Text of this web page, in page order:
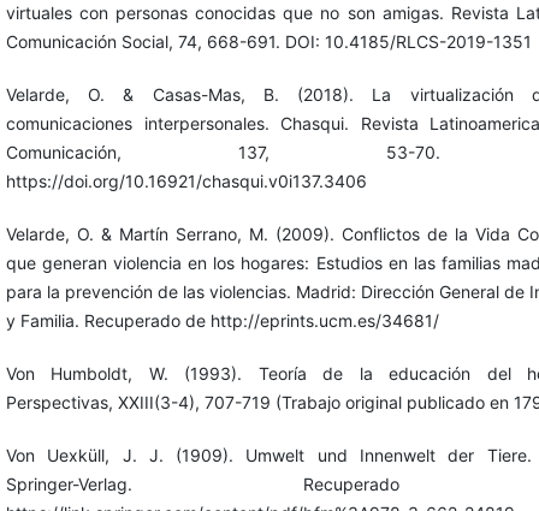
virtuales con personas conocidas que no son amigas. Revista
Comunicación Social, 74, 668-691. DOI: 10.4185/RLCS-2019-1351
Velarde, O. & Casas-Mas, B. (2018). La virtualización
comunicaciones interpersonales. Chasqui. Revista
Comunicación, 137, 53-70.
https://doi.org/10.16921/chasqui.v0i137.3406
Velarde, O. & Martín Serrano, M. (2009). Conflictos de la Vida
que generan violencia en los hogares: Estudios en las familias
para la prevención de las violencias. Madrid: Dirección General de
y Familia. Recuperado de http://eprints.ucm.es/34681/
Von Humboldt, W. (1993). Teoría de la educación del
Perspectivas, XXIII(3-4), 707-719 (Trabajo original publicado en
Von Uexküll, J. J. (1909). Umwelt und Innenwelt der Tiere.
Springer-Verlag.